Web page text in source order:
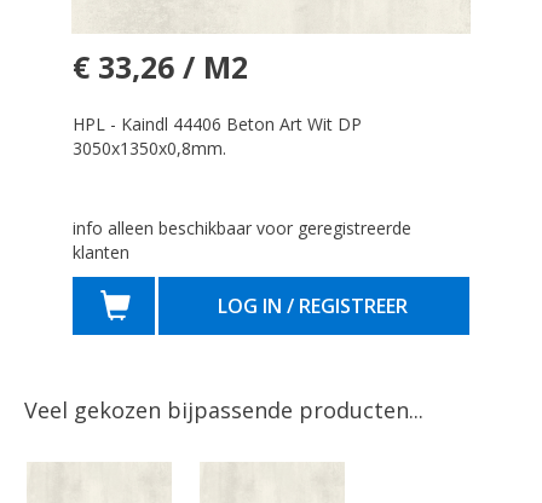
€ 33,26 / M2
HPL - Kaindl 44406 Beton Art Wit DP
3050x1350x0,8mm.
info alleen beschikbaar voor geregistreerde
klanten
LOG IN / REGISTREER
Veel gekozen bijpassende producten...